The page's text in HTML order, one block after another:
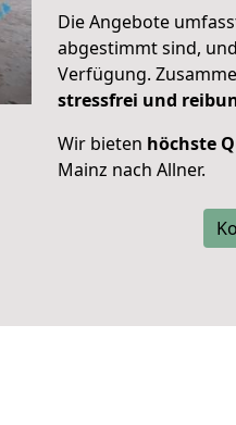
Die Angebote
abgestimmt sind,
Verfügung.
stressfrei und
Wir bieten höchste
Mainz nach Allner.